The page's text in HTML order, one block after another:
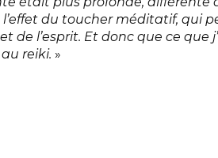
l’effet du toucher méditatif, qui
de l’esprit. Et donc que ce
reiki. »